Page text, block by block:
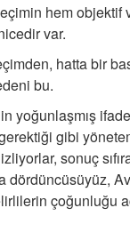
hem objektif
var.
hatta bir
bu.
yoğunlaşmış
gibi
sonuç
dördüncüsüyüz,
çoğunluğu